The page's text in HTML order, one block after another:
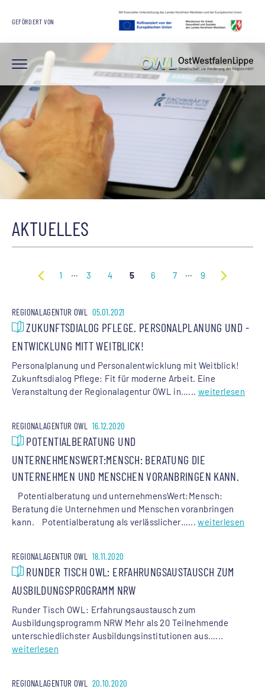
GEFÖRDERT VON
AKTUELLES
1 … 3 4 5 6 7 … 9
REGIONALAGENTUR OWL 05.01.2021
ZUKUNFTSDIALOG PFLEGE. PERSONALPLANUNG UND -
ENTWICKLUNG MITT WEITBLICK!
Personalplanung und Personalentwicklung mit Weitblick!
Zukunftsdialog Pflege: Fit für moderne Arbeit. Eine
Veranstaltung der Regionalagentur OWL in…... weiterlesen
REGIONALAGENTUR OWL 16.12.2020
POTENTIALBERATUNG UND
UNTERNEHMENSWERT:MENSCH: BERATUNG DIE
UNTERNEHMEN UND MENSCHEN VORANBRINGEN KANN.
Potentialberatung und unternehmensWert:Mensch:
Beratung die Unternehmen und Menschen voranbringen
kann. Potentialberatung als verlässlicher…... weiterlesen
REGIONALAGENTUR OWL 18.11.2020
RUNDER TISCH OWL: ERFAHRUNGSAUSTAUSCH ZUM
AUSBILDUNGSPROGRAMM NRW
Runder Tisch OWL: Erfahrungsaustausch zum
Ausbildungsprogramm NRW Mehr als 20 Teilnehmende
unterschiedlichster Ausbildungsinstitutionen aus…...
weiterlesen
REGIONALAGENTUR OWL 20.10.2020